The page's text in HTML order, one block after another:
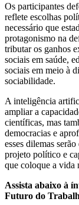
Os participantes
reflete escolhas
necessário que
protagonismo na
tributar os ganhos
sociais em saúde,
sociais em meio à
sociabilidade.
A inteligência
ampliar a
científicas, mas
democracias e
esses dilemas
projeto político e
que coloque a vida
Assista abaixo à
Futuro do